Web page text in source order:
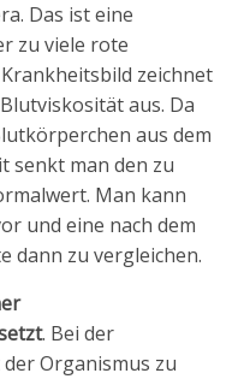
Das ist eine
zu viele rote
zeichnet
aus. Da
aus dem
senkt man den zu
Man kann
und eine nach dem
dann zu vergleichen.
. Bei der
Organismus zu